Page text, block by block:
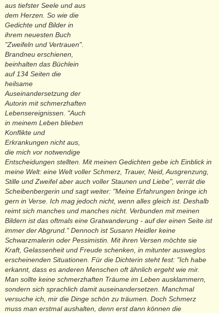
aus tiefster Seele und aus
dem Herzen. So wie die
Gedichte und Bilder in
ihrem neuesten Buch
"Zweifeln und Vertrauen".
Brandneu erschienen,
beinhalten das Büchlein
auf 134 Seiten die
heilsame
Auseinandersetzung der
Autorin mit schmerzhaften
Lebensereignissen. "Auch
in meinem Leben blieben
Konflikte und
Erkrankungen nicht aus,
die mich vor notwendige
Entscheidungen stellten. Mit meinen Gedichten gebe ich Einblick in
meine Welt: eine Welt voller Schmerz, Trauer, Neid, Ausgrenzung,
Stille und Zweifel aber auch voller Staunen und Liebe", verrät die
Scheibenbergerin und sagt weiter: "Meine Erfahrungen bringe ich
gern in Verse. Ich mag jedoch nicht, wenn alles gleich ist. Deshalb
reimt sich manches und manches nicht. Verbunden mit meinen
Bildern ist das oftmals eine Gratwanderung - auf der einen Seite ist
immer der Abgrund."Dennoch ist Susann Heidler keine
Schwarzmalerin oder Pessimistin. Mit ihren Versen möchte sie
Kraft, Gelassenheit und Freude schenken, in mitunter ausweglos
erscheinenden Situationen. Für die Dichterin steht fest: "Ich habe
erkannt, dass es anderen Menschen oft ähnlich ergeht wie mir.
Man sollte keine schmerzhaften Träume im Leben ausklammern,
sondern sich sprachlich damit auseinandersetzen. Manchmal
versuche ich, mir die Dinge schön zu träumen. Doch Schmerz
muss man erstmal aushalten, denn erst dann können die